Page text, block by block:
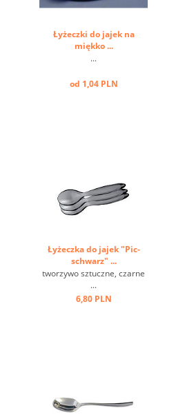
Łyżeczki do jajek na
miękko ...
...
od 1,04 PLN
Łyżeczka do jajek "Pic-
schwarz" ...
tworzywo sztuczne, czarne
...
6,80 PLN